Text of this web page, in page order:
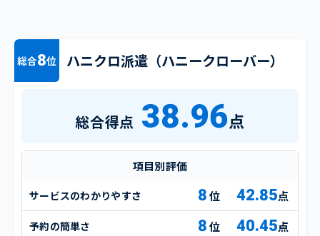
総合8位 ハニクロ派遣（ハニークローバー）
総合得点 38.96点
項目別評価
サービスのわかりやすさ 8 42.85点
予約の簡単さ 8 40.45点